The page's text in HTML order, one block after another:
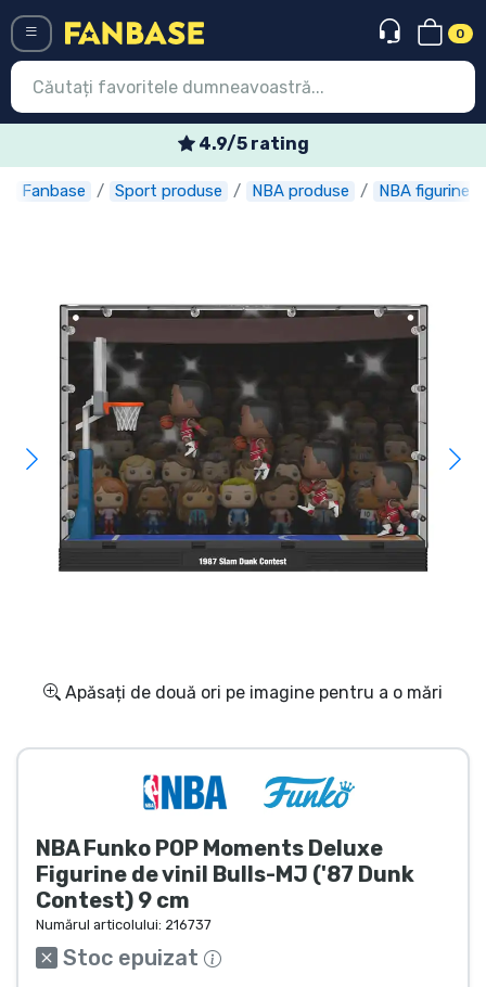
0
Oferte speciale săptămânale
Fanbase Sport produse NBA produse NBA figurine
Apăsați de două ori pe imagine pentru a o mări
NBA Funko POP Moments Deluxe
Figurine de vinil Bulls-MJ ('87 Dunk
Contest) 9 cm
Numărul articolului: 216737
Stoc epuizat
Conectați-vă Înregistrare
Oferte
Expres
Precomenzi
Outlet produse
Transport și plată
Sortare după serie
Sortare după desene animate
Sortare după Anime
Sortare după jocuri
Sortare după sport
Sortare după muzică